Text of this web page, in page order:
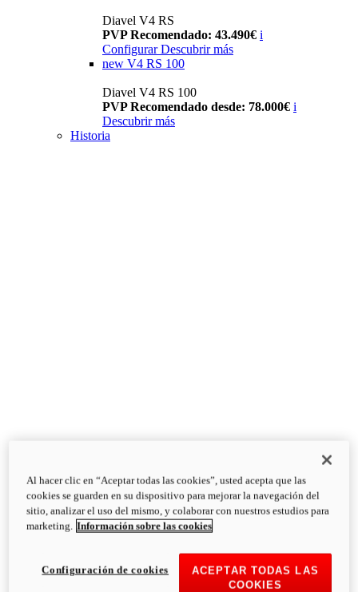
Diavel V4 RS
PVP Recomendado: 43.490€ i
Configurar Descubrir más
new V4 RS 100
Diavel V4 RS 100
PVP Recomendado desde: 78.000€ i
Descubrir más
Historia
Al hacer clic en “Aceptar todas las cookies”, usted acepta que las
cookies se guarden en su dispositivo para mejorar la navegación del
sitio, analizar el uso del mismo, y colaborar con nuestros estudios para
marketing. Información sobre las cookies
ACEPTAR TODAS LAS
COOKIES
Configuración de cookies